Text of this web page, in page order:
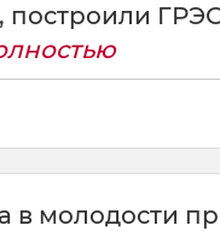
построили
в молодости